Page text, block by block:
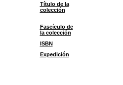
Título de la
colección
Fascículo de
la colección
ISBN
Expedición